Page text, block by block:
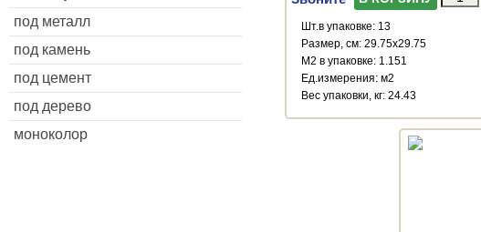
под металл
под камень
под цемент
под дерево
моноколор
Шт.в упаковке: 13
Размер, см: 29.75x29.75
М2 в упаковке: 1.151
Ед.измерения: м2
Веc упаковки, кг: 24.43